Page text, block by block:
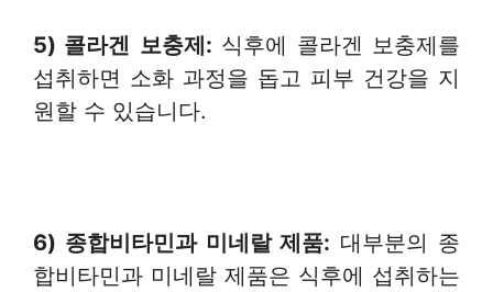
5) 콜라겐 보충제: 식후에 콜라겐 보충제를
섭취하면 소화 과정을 돕고 피부 건강을 지
원할 수 있습니다.
6) 종합비타민과 미네랄 제품: 대부분의 종
합비타민과 미네랄 제품은 식후에 섭취하는